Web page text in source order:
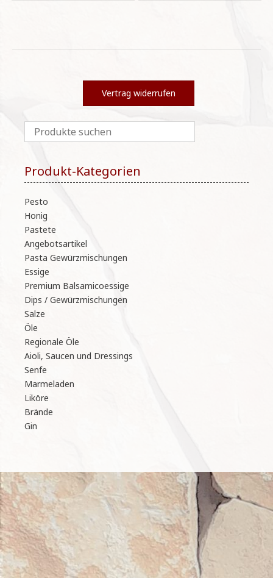
Vertrag widerrufen
Produkt-Kategorien
Pesto
Honig
Pastete
Angebotsartikel
Pasta Gewürzmischungen
Essige
Premium Balsamicoessige
Dips / Gewürzmischungen
Salze
Öle
Regionale Öle
Aioli, Saucen und Dressings
Senfe
Marmeladen
Liköre
Brände
Gin